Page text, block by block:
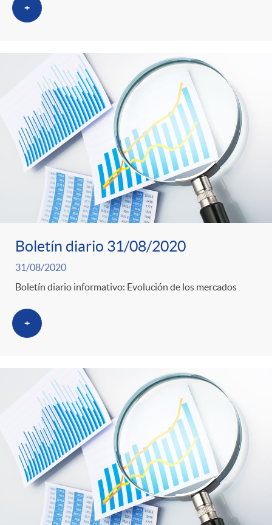
+
Boletín diario 31/08/2020
31/08/2020
Boletín diario informativo: Evolución de los mercados
+